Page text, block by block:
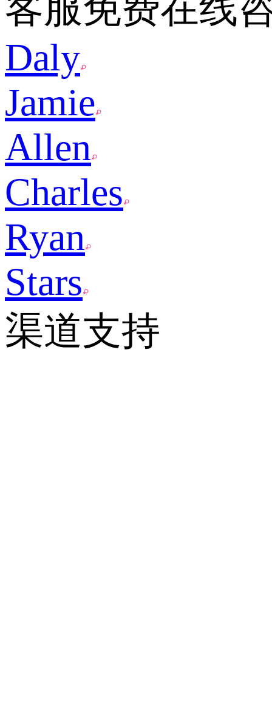
客服免费在线
Daly
Jamie
Allen
Charles
Ryan
Stars
渠道支持